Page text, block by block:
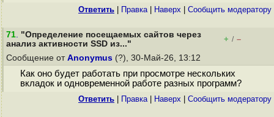
Ответить Правка| Наверх Cообщить модератору
71. "Определение посещаемых сайтов через
анализ активности SSD из..."
+ / –
Сообщение от Anonymus (?), 30-Май-26, 13:12
Как оно будет работать при просмотре нескольких
вкладок и одновременной работе разных программ?
Ответить Правка| Наверх Cообщить модератору